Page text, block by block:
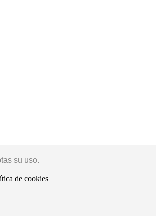
su uso.
de cookies